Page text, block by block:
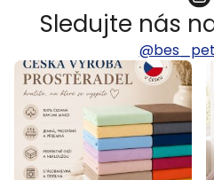
Sledujte nás